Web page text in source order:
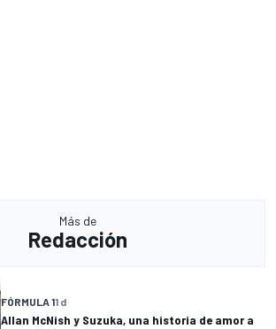
Más de
Redacción
FÓRMULA 11 d
Allan McNish y Suzuka, una historia de amor a